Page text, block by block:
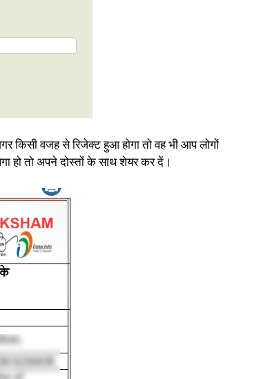
किसी वजह से रिजेक्ट हुआ होगा तो वह भी आप लोगों
हो तो अपने दोस्तों के साथ शेयर कर दें।